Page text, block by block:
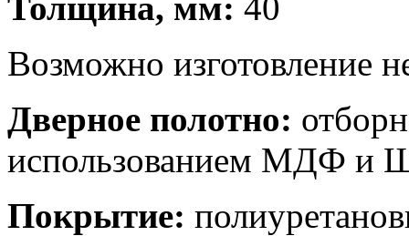
Возможно изготовление
Дверное полотно:
использованием МДФ
Покрытие: